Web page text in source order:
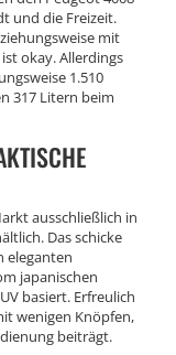
und die Freizeit.
mit
okay. Allerdings
1.510
317 Litern beim
ausschließlich in
Das schicke
eleganten
japanischen
basiert. Erfreulich
wenigen Knöpfen,
beiträgt.